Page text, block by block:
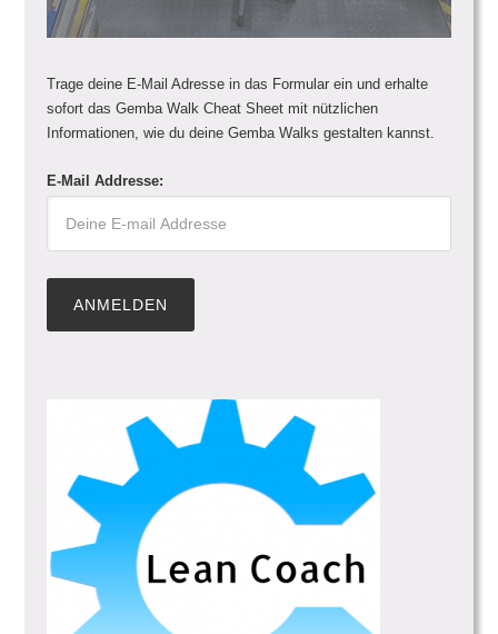
Trage deine E-Mail Adresse in das Formular ein und erhalte
sofort das Gemba Walk Cheat Sheet mit nützlichen
Informationen, wie du deine Gemba Walks gestalten kannst.
E-Mail Addresse: